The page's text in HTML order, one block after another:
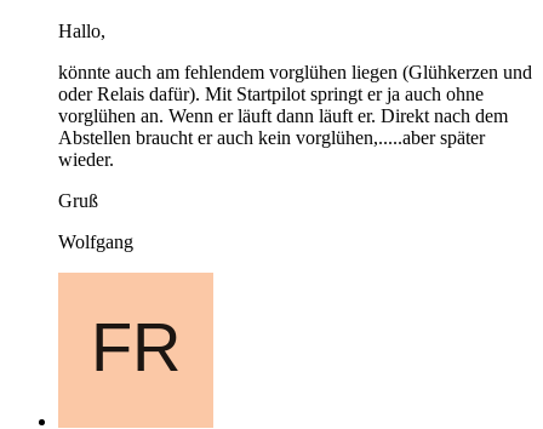
Hallo,
könnte auch am fehlendem vorglühen liegen (Glühkerzen und
oder Relais dafür). Mit Startpilot springt er ja auch ohne
vorglühen an. Wenn er läuft dann läuft er. Direkt nach dem
Abstellen braucht er auch kein vorglühen,.....aber später
wieder.
Gruß
Wolfgang